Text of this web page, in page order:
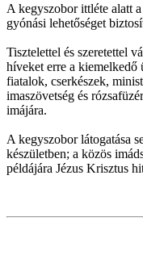
A kegyszobor ittléte alatt
gyónási lehetőséget
Tisztelettel és szeretettel
híveket erre a kiemelkedő
fiatalok, cserkészek,
imaszövetség és
imájára.
A kegyszobor látogatása
készületben; a közös
példájára Jézus Krisztus